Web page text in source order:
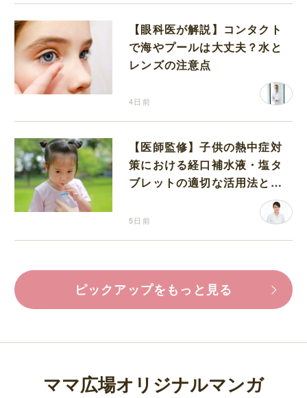
【眼科医が解説】コンタクト
で海やプールは大丈夫？水と
レンズの注意点
4日前
【医師監修】子供の熱中症対
策における経口補水液・塩タ
ブレットの適切な活用法と水
5日前
ピックアップをもっと見る
ママ広場オリジナルマンガ